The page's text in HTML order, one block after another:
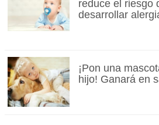
reduce el riesgo
desarrollar
¡Pon una
hijo! Ganará en